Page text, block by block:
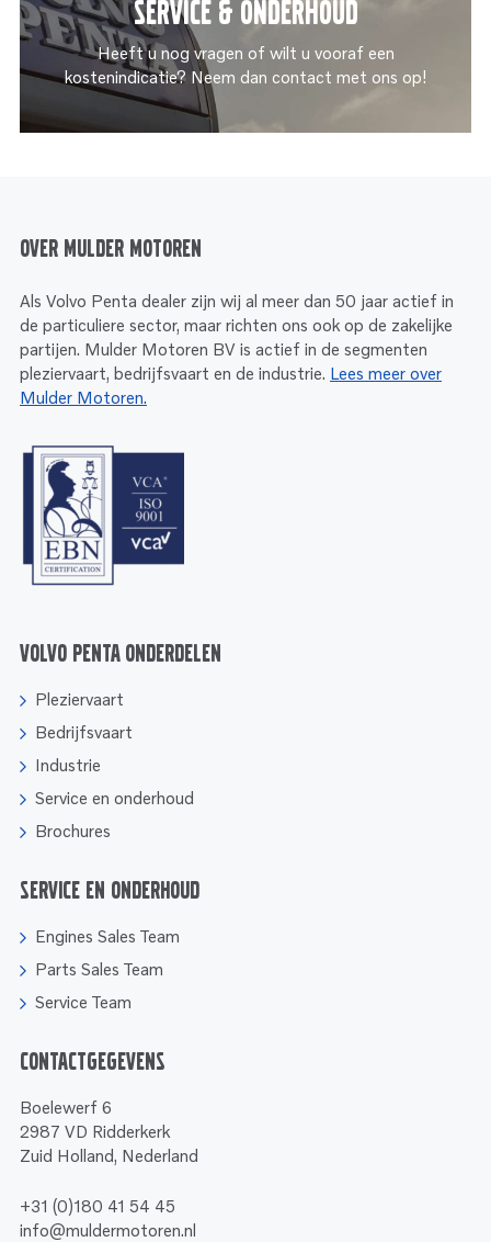
Service & onderhoud
Heeft u nog vragen of wilt u vooraf een
kostenindicatie? Neem dan contact met ons op!
Over Mulder Motoren
Als Volvo Penta dealer zijn wij al meer dan 50 jaar actief in
de particuliere sector, maar richten ons ook op de zakelijke
partijen. Mulder Motoren BV is actief in de segmenten
pleziervaart, bedrijfsvaart en de industrie. Lees meer over
Mulder Motoren.
Volvo Penta onderdelen
Pleziervaart
Bedrijfsvaart
Industrie
Service en onderhoud
Brochures
Service en onderhoud
Engines Sales Team
Parts Sales Team
Service Team
Contactgegevens
Boelewerf 6
2987 VD Ridderkerk
Zuid Holland, Nederland
+31 (0)180 41 54 45
info@muldermotoren.nl